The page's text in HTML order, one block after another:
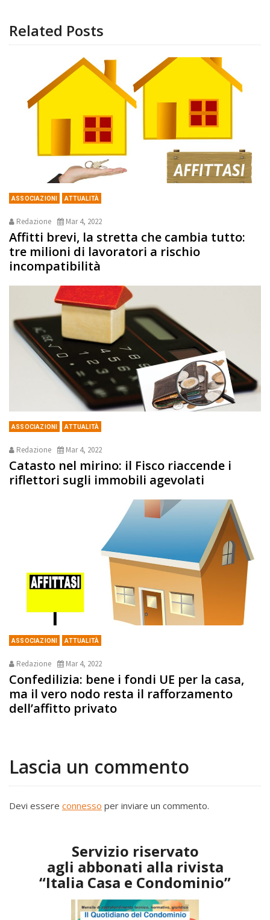
Related Posts
ASSOCIAZIONI ATTUALITÀ
Redazione Mar 4, 2022
Affitti brevi, la stretta che cambia tutto:
tre milioni di lavoratori a rischio
incompatibilità
ASSOCIAZIONI ATTUALITÀ
Redazione Mar 4, 2022
Catasto nel mirino: il Fisco riaccende i
riflettori sugli immobili agevolati
ASSOCIAZIONI ATTUALITÀ
Redazione Mar 4, 2022
Confedilizia: bene i fondi UE per la casa,
ma il vero nodo resta il rafforzamento
dell’affitto privato
Lascia un commento
Devi essere connesso per inviare un commento.
Servizio riservato
agli abbonati alla rivista
“Italia Casa e Condominio”